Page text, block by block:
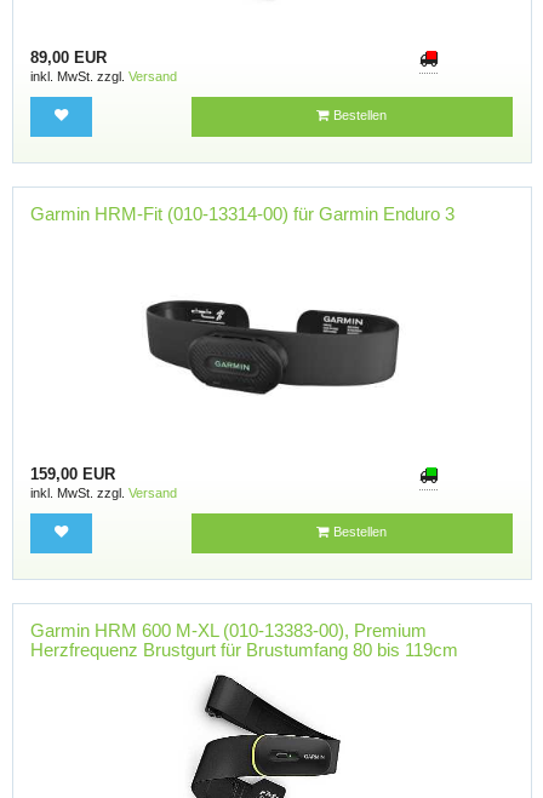
89,00 EUR
inkl. MwSt. zzgl. Versand
Bestellen
Garmin HRM-Fit (010-13314-00) für Garmin Enduro 3
159,00 EUR
inkl. MwSt. zzgl. Versand
Bestellen
Garmin HRM 600 M-XL (010-13383-00), Premium
Herzfrequenz Brustgurt für Brustumfang 80 bis 119cm